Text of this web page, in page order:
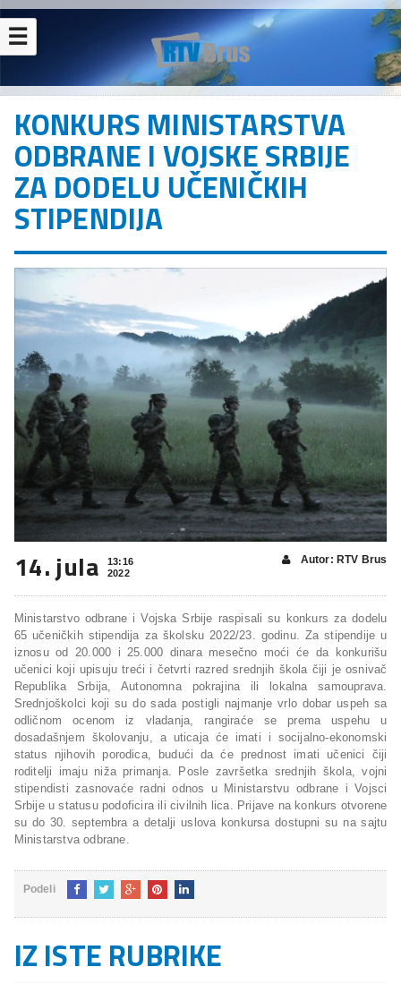
☰
KONKURS MINISTARSTVA
ODBRANE I VOJSKE SRBIJE
ZA DODELU UČENIČKIH
STIPENDIJA
14. jula
13:16
2022
Autor: RTV Brus
Ministarstvo odbrane i Vojska Srbije raspisali su konkurs za dodelu
65 učeničkih stipendija za školsku 2022/23. godinu. Za stipendije u
iznosu od 20.000 i 25.000 dinara mesečno moći će da konkurišu
učenici koji upisuju treći i četvrti razred srednjih škola čiji je osnivač
Republika Srbija, Autonomna pokrajina ili lokalna samouprava.
Srednjoškolci koji su do sada postigli najmanje vrlo dobar uspeh sa
odličnom ocenom iz vladanja, rangiraće se prema uspehu u
dosadašnjem školovanju, a uticaja će imati i socijalno-ekonomski
status njihovih porodica, budući da će prednost imati učenici čiji
roditelji imaju niža primanja. Posle završetka srednjih škola, vojni
stipendisti zasnovaće radni odnos u Ministarstvu odbrane i Vojsci
Srbije u statusu podoficira ili civilnih lica. Prijave na konkurs otvorene
su do 30. septembra a detalji uslova konkursa dostupni su na sajtu
Ministarstva odbrane.
Podeli
IZ ISTE RUBRIKE